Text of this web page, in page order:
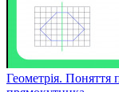
Геометрія.